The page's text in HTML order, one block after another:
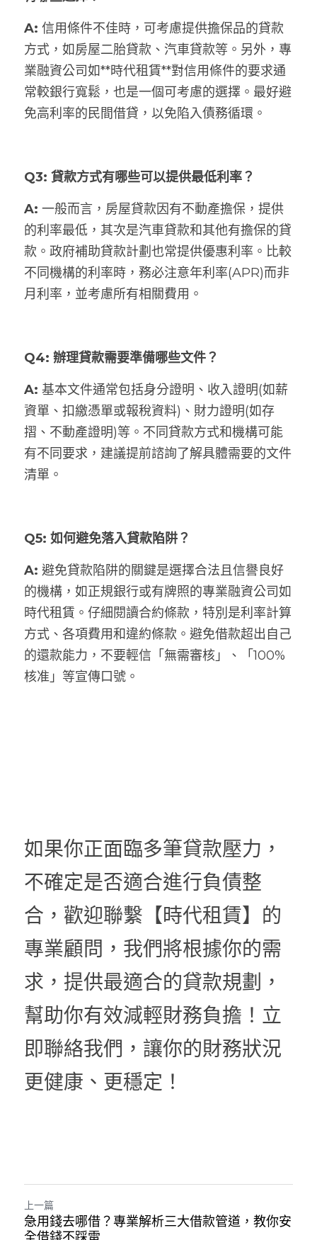
A: 信用條件不佳時，可考慮提供擔保品的貸款
方式，如房屋二胎貸款、汽車貸款等。另外，專
業融資公司如**時代租賃**對信用條件的要求通
常較銀行寬鬆，也是一個可考慮的選擇。最好避
免高利率的民間借貸，以免陷入債務循環。
Q3: 貸款方式有哪些可以提供最低利率？
A: 一般而言，房屋貸款因有不動產擔保，提供
的利率最低，其次是汽車貸款和其他有擔保的貸
款。政府補助貸款計劃也常提供優惠利率。比較
不同機構的利率時，務必注意年利率(APR)而非
月利率，並考慮所有相關費用。
Q4: 辦理貸款需要準備哪些文件？
A: 基本文件通常包括身分證明、收入證明(如薪
資單、扣繳憑單或報稅資料)、財力證明(如存
摺、不動產證明)等。不同貸款方式和機構可能
有不同要求，建議提前諮詢了解具體需要的文件
清單。
Q5: 如何避免落入貸款陷阱？
A: 避免貸款陷阱的關鍵是選擇合法且信譽良好
的機構，如正規銀行或有牌照的專業融資公司如
時代租賃。仔細閱讀合約條款，特別是利率計算
方式、各項費用和違約條款。避免借款超出自己
的還款能力，不要輕信「無需審核」、「100%
核准」等宣傳口號。
如果你正面臨多筆貸款壓力，
不確定是否適合進行負債整
合，歡迎聯繫【時代租賃】的
專業顧問，我們將根據你的需
求，提供最適合的貸款規劃，
幫助你有效減輕財務負擔！立
即聯絡我們，讓你的財務狀況
更健康、更穩定！
上一篇
急用錢去哪借？專業解析三大借款管道，教你安